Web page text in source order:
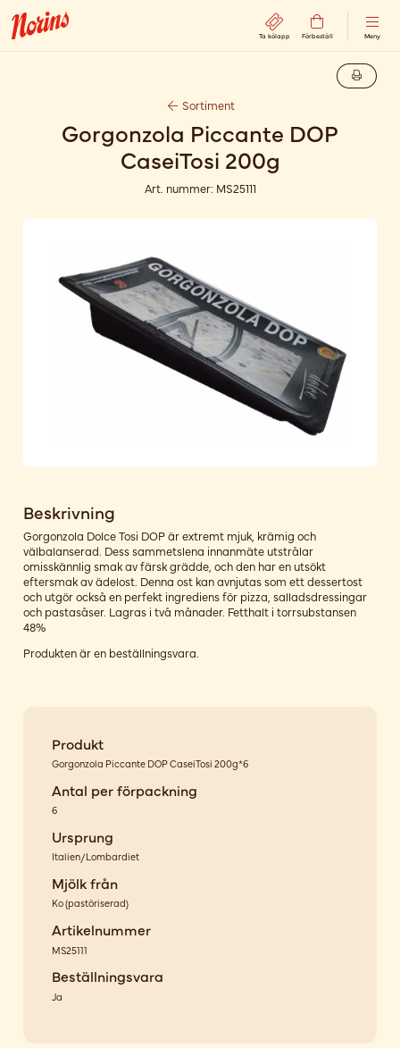
Ta kölapp Förbeställ Meny
Sortiment
Gorgonzola Piccante DOP
CaseiTosi 200g
Art. nummer: MS25111
Beskrivning
Gorgonzola Dolce Tosi DOP är extremt mjuk, krämig och
välbalanserad. Dess sammetslena innanmäte utstrålar
omisskännlig smak av färsk grädde, och den har en utsökt
eftersmak av ädelost. Denna ost kan avnjutas som ett dessertost
och utgör också en perfekt ingrediens för pizza, salladsdressingar
och pastasåser. Lagras i två månader. Fetthalt i torrsubstansen
48%
Produkten är en beställningsvara.
Produkt
Gorgonzola Piccante DOP CaseiTosi 200g*6
Antal per förpackning
6
Ursprung
Italien/Lombardiet
Mjölk från
Ko(pastöriserad)
Artikelnummer
MS25111
Beställningsvara
Ja